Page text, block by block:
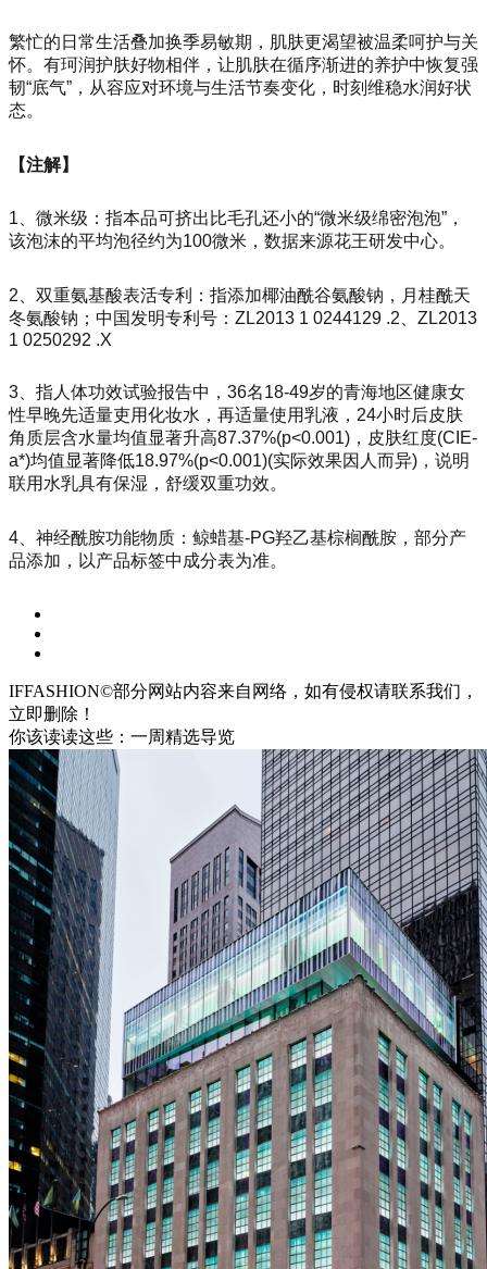
繁忙的日常生活叠加换季易敏期，肌肤更渴望被温柔呵护与关
怀。有珂润护肤好物相伴， 让肌肤在循序渐进的养护中恢复强
韧“底气”，从容应对环境与生活节奏变化，时刻维稳水润好状
态。
【注解】
1、微米级：指本品可挤出比毛孔还小的“微米级绵密泡泡”，
该泡沫的平均泡径约为100微米，数据来源花王研发中心。
2、双重氨基酸表活专利：指添加椰油酰谷氨酸钠，月桂酰天
冬氨酸钠；中国发明专利号：ZL2013 1 0244129 .2、ZL2013
1 0250292 .X
3、指人体功效试验报告中，36名18-49岁的青海地区健康女
性早晚先适量吏用化妆水，再适量使用乳液，24小时后皮肤
角质层含水量均值显著升高87.37%(p<0.001)，皮肤红度(CIE-
a*)均值显著降低18.97%(p<0.001)(实际效果因人而异)，说明
联用水乳具有保湿，舒缓双重功效。
4、神经酰胺功能物质：鲸蜡基-PG羟乙基棕榈酰胺，部分产
品添加，以产品标签中成分表为准。
IFFASHION©部分网站内容来自网络，如有侵权请联系我们，
立即删除！
你该读读这些：一周精选导览